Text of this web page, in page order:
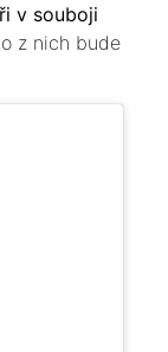
v souboji
z nich bude